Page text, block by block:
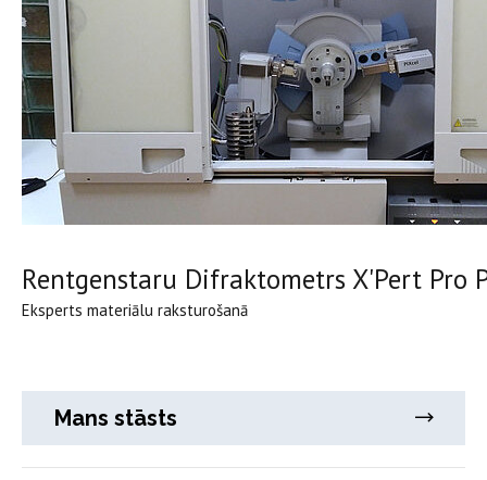
Rentgenstaru Difraktometrs X'Pert Pro
Eksperts materiālu raksturošanā
Mans stāsts